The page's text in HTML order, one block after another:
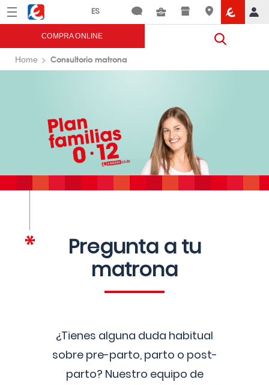
Menú Eroski
COMPRA ONLINE
Home Consultorio matrona
Pregunta a tu
matrona
¿Tienes alguna duda habitual
sobre pre-parto, parto o post-
parto? Nuestro equipo de